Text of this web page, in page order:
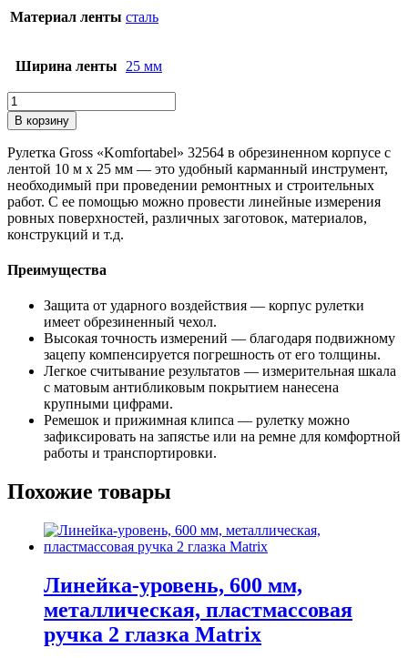
Материал ленты сталь
Ширина ленты 25 мм
Количество
товара
Рулетка
Komfortabel
10
м
х
25
мм,
обрезиненный
корпус
Gross
В корзину
Рулетка Gross «Komfortabel» 32564 в обрезиненном корпусе с
лентой 10 м х 25 мм — это удобный карманный инструмент,
необходимый при проведении ремонтных и строительных
работ. С ее помощью можно провести линейные измерения
ровных поверхностей, различных заготовок, материалов,
конструкций и т.д.
Преимущества
Защита от ударного воздействия — корпус рулетки
имеет обрезиненный чехол.
Высокая точность измерений — благодаря подвижному
зацепу компенсируется погрешность от его толщины.
Легкое считывание результатов — измерительная шкала
с матовым антибликовым покрытием нанесена
крупными цифрами.
Ремешок и прижимная клипса — рулетку можно
зафиксировать на запястье или на ремне для комфортной
работы и транспортировки.
Похожие товары
Линейка-уровень, 600 мм,
металлическая, пластмассовая
ручка 2 глазка Matrix